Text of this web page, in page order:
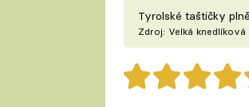
Tyrolské taštičky
Zdroj: Velká knedlíková